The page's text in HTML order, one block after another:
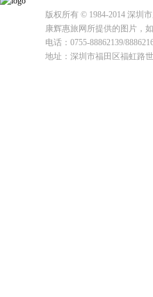
版权所有 © 1984-2014 深圳
康辉惠旅网所提供的图片，
电话：0755-88862139/
地址：深圳市福田区福虹路